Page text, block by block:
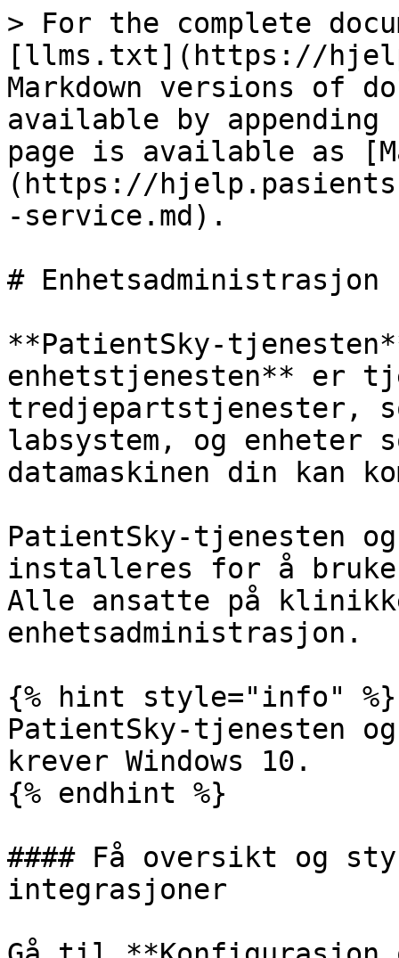
> For the complete
[llms.txt](https://
Markdown versions of
available by
page is available as
(https://
-service.md).
# Enhetsadministrasjon
**PatientSky-
enhetstjenesten** er
tredjepartstjenester,
labsystem, og
datamaskinen din kan
PatientSky-tjenesten
installeres for å
Alle ansatte på
enhetsadministrasjon.
{% hint style="info" %}
PatientSky-tjenesten
krever Windows 10.
{% endhint %}
#### Få oversikt og
integrasjoner